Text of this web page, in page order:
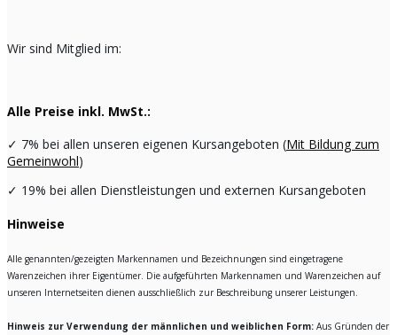
Wir sind Mitglied im:
Alle Preise inkl. MwSt.:
✓ 7% bei allen unseren eigenen Kursangeboten (Mit Bildung zum
Gemeinwohl)
✓ 19% bei allen Dienstleistungen und externen Kursangeboten
Hinweise
Alle genannten/gezeigten Markennamen und Bezeichnungen sind eingetragene
Warenzeichen ihrer Eigentümer. Die aufgeführten Markennamen und Warenzeichen auf
unseren Internetseiten dienen ausschließlich zur Beschreibung unserer Leistungen.
Hinweis zur Verwendung der männlichen und weiblichen Form: Aus Gründen der